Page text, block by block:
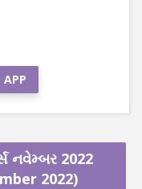
APP
નવેમ્બર 2022
2022)